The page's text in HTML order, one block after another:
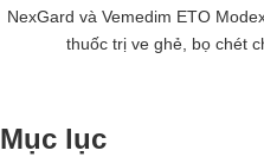
NexGard và Vemedim ETO
thuốc trị ve ghẻ, bọ chét
Mục lục